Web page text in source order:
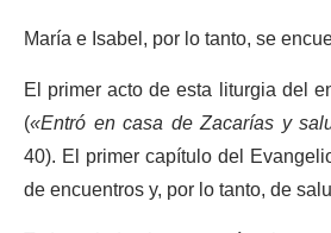
María e Isabel, por lo tanto, se
El primer acto de esta liturgia del
(«Entró en casa de Zacarías y
40). El primer capítulo del
de encuentros y, por lo tanto, de